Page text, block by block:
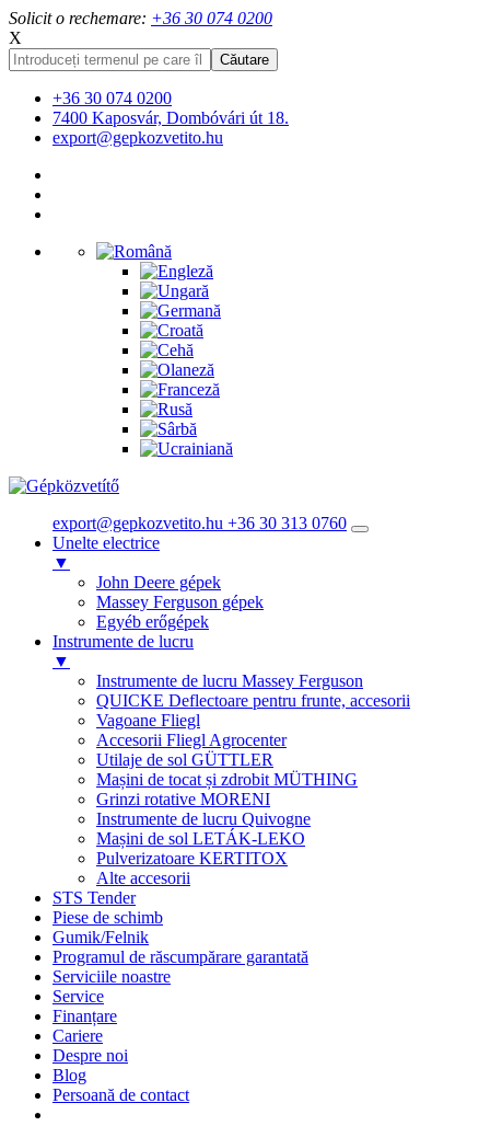
Solicit o rechemare: +36 30 074 0200
X
+36 30 074 0200
7400 Kaposvár, Dombóvári út 18.
export@gepkozvetito.hu
export@gepkozvetito.hu +36 30 313 0760
Unelte electrice
▼
John Deere gépek
Massey Ferguson gépek
Egyéb erőgépek
Instrumente de lucru
▼
Instrumente de lucru Massey Ferguson
QUICKE Deflectoare pentru frunte, accesorii
Vagoane Fliegl
Accesorii Fliegl Agrocenter
Utilaje de sol GÜTTLER
Mașini de tocat și zdrobit MÜTHING
Grinzi rotative MORENI
Instrumente de lucru Quivogne
Mașini de sol LETÁK-LEKO
Pulverizatoare KERTITOX
Alte accesorii
STS Tender
Piese de schimb
Gumik/Felnik
Programul de răscumpărare garantată
Serviciile noastre
Service
Finanțare
Cariere
Despre noi
Blog
Persoană de contact